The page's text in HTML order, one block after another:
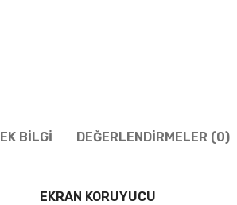
EK BILGI DEĞERLENDIRMELER (0)
EKRAN KORUYUCU